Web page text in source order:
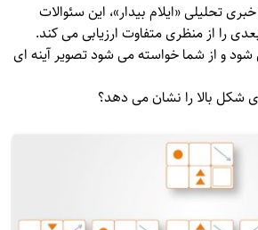
خبری تحلیلی «ایلام بیدار»، این سئوالات
را از منظری متفاوت ارزیابی می کند.
شود و از شما خواسته می شود تصویر آینه ای
شکل بالا را نشان می دهد؟